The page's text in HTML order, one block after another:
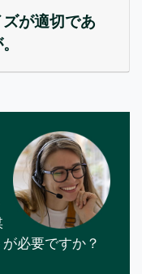
が適切であ
必要ですか？